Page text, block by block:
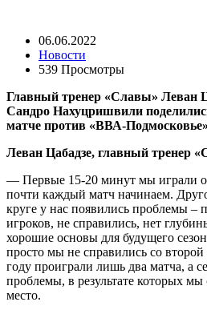
06.06.2022
Новости
539 Просмотры
Главный тренер «Славы» Леван
Сандро Нахуцришвили
матче против «ВВА-
Леван Цабадзе, главный тренер
— Первые 15-20 минут мы играли
почти каждый матч начинаем.
круге у нас появились проблемы –
игроков, не справились, нет
хорошие основы для будущего
просто мы не справились со
году проиграли лишь два матча, а
проблемы, в результате которых мы
место.